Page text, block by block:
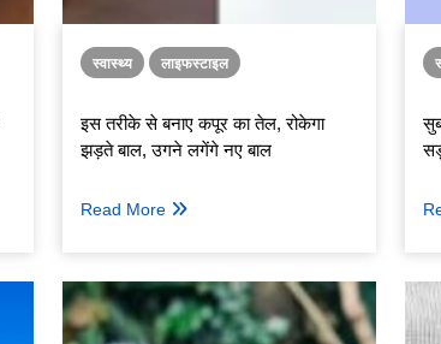
स्वास्थ्य लाइफस्टाइल
इस तरीके से बनाए कपूर का तेल, रोकेगा
झड़ते बाल, उगने लगेंगे नए बाल
Read More